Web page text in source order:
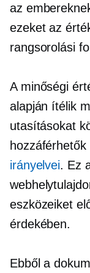
az
ezeket az
rangsorolási
A minőségi
alapján ítélik
utasításokat
hozzáférhetők
irányelvei. Ez
eszközeiket
érdekében.
Ebből a